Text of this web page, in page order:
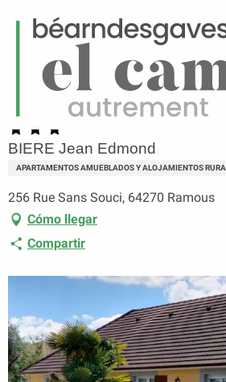
Menú
Página principal BIERE Jean Edmond
BIERE Jean Edmond
APARTAMENTOS AMUEBLADOS Y ALOJAMIENTOS
256 Rue Sans Souci, 64270 Ramous
Cómo llegar
Compartir